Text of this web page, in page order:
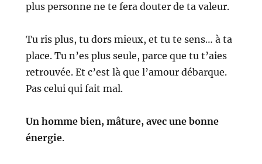
plus personne ne te fera douter de ta valeur.
Tu ris plus, tu dors mieux, et tu te sens… à ta
place.Tu n’es plus seule, parce que tu t’aies
retrouvée.Et c’est là que l’amour débarque.
Pas celui qui fait mal.
Un homme bien, mâture, avec une bonne
énergie.